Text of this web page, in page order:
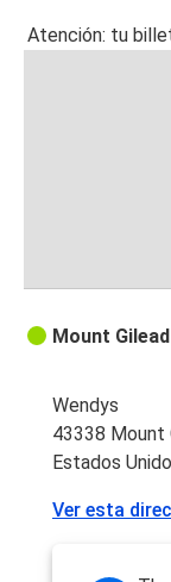
Atención: tu
Mount
Wendys
43338 Mount
Estados
Ver esta